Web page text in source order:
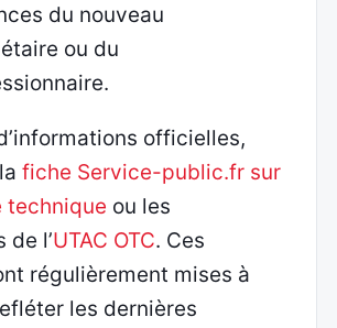
du nouveau
ou du
officielles,
fiche Service-public.fr sur
technique ou les
de l’UTAC OTC. Ces
régulièrement mises à
les dernières